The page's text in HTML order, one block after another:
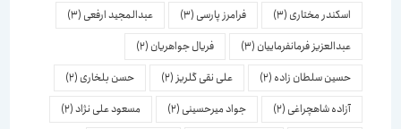
اسكندر مختاری(3) فرامرز پارسی(3) عبدالمجید ارفعی(3)
عبدالعزیز فرمانفرماییان(3) فریال جواهریان(2)
حسین سلطان زاده(2) علی نقی گلریز(2) حسن بلخاری(2)
آزاده شاهچراغی(2) جواد میرحسینی(2) مسعود علی نژاد (2)